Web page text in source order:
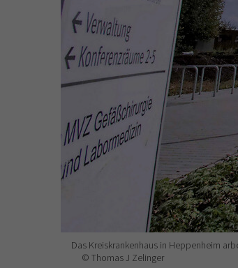
Das Kreiskrankenhaus in Heppenheim
© Thomas J Zelinger